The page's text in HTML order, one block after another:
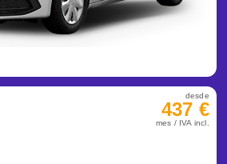
desde
437 €
mes / IVA incl.